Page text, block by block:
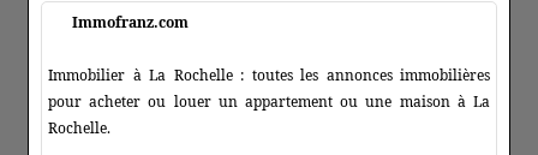
Immofranz.com
Immobilier à La Rochelle : toutes les annonces immobilières
pour acheter ou louer un appartement ou une maison à La
Rochelle.